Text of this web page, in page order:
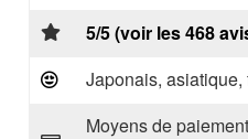
5/5 (voir les 468
Japonais,
Moyens de